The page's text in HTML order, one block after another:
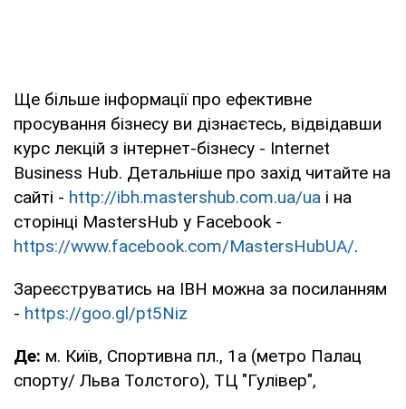
Ще більше інформації про ефективне
просування бізнесу ви дізнаєтесь, відвідавши
курс лекцій з інтернет-бізнесу - Internet
Business Hub. Детальніше про захід читайте на
сайті - http://ibh.mastershub.com.ua/ua і на
сторінці MastersHub у Facebook -
https://www.facebook.com/MastersHubUA/.
Зареєструватись на IBH можна за посиланням
- https://goo.gl/pt5Niz
Де: м. Київ, Спортивна пл., 1a (метро Палац
спорту/ Льва Толстого), ТЦ "Гулівер",